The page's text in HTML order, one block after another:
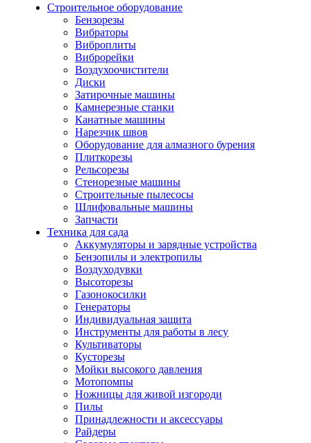
Строительное оборудование
Бензорезы
Вибраторы
Виброплиты
Виброрейки
Воздухоочистители
Диски
Затирочные машины
Камнерезные станки
Канатные машины
Нарезчик швов
Оборудование для алмазного бурения
Плиткорезы
Рельсорезы
Стенорезные машины
Строительные пылесосы
Шлифовальные машины
Запчасти
Техника для сада
Аккумуляторы и зарядные устройства
Бензопилы и электропилы
Воздуходувки
Высоторезы
Газонокосилки
Генераторы
Индивидуальная защита
Инструменты для работы в лесу
Культиваторы
Кусторезы
Мойки высокого давления
Мотопомпы
Ножницы для живой изгороди
Пилы
Принадлежности и аксессуары
Райдеры